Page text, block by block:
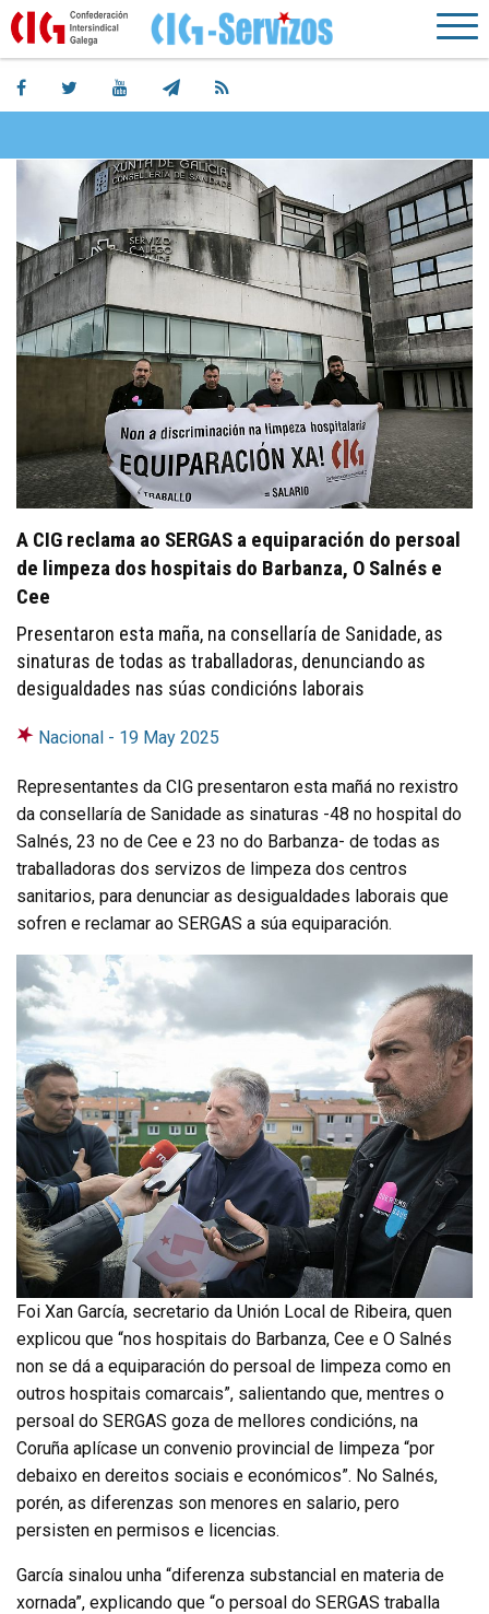
A CIG reclama ao SERGAS a equiparación do persoal
de limpeza dos hospitais do Barbanza, O Salnés e
Cee
Presentaron esta maña, na consellaría de Sanidade, as
sinaturas de todas as traballadoras, denunciando as
desigualdades nas súas condicións laborais
Nacional - 19 May 2025
Representantes da CIG presentaron esta mañá no rexistro
da consellaría de Sanidade as sinaturas -48 no hospital do
Salnés, 23 no de Cee e 23 no do Barbanza- de todas as
traballadoras dos servizos de limpeza dos centros
sanitarios, para denunciar as desigualdades laborais que
sofren e reclamar ao SERGAS a súa equiparación.
Foi Xan García, secretario da Unión Local de Ribeira, quen
explicou que “nos hospitais do Barbanza, Cee e O Salnés
non se dá a equiparación do persoal de limpeza como en
outros hospitais comarcais”, salientando que, mentres o
persoal do SERGAS goza de mellores condicións, na
Coruña aplícase un convenio provincial de limpeza “por
debaixo en dereitos sociais e económicos”. No Salnés,
porén, as diferenzas son menores en salario, pero
persisten en permisos e licencias.
García sinalou unha “diferenza substancial en materia de
xornada”, explicando que “o persoal do SERGAS traballa